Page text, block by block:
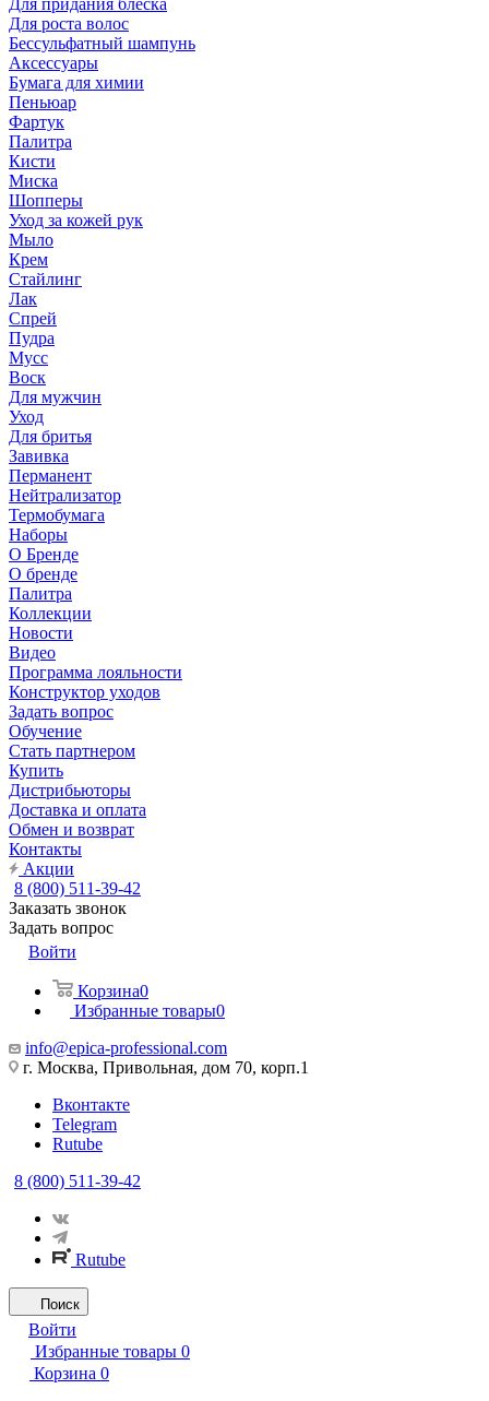
Для придания блеска
Для роста волос
Бессульфатный шампунь
Аксессуары
Бумага для химии
Пеньюар
Фартук
Палитра
Кисти
Миска
Шопперы
Уход за кожей рук
Мыло
Крем
Стайлинг
Лак
Спрей
Пудра
Мусс
Воск
Для мужчин
Уход
Для бритья
Завивка
Перманент
Нейтрализатор
Термобумага
Наборы
О Бренде
О бренде
Палитра
Коллекции
Новости
Видео
Программа лояльности
Конструктор уходов
Задать вопрос
Обучение
Стать партнером
Купить
Дистрибьюторы
Доставка и оплата
Обмен и возврат
Контакты
Акции
8 (800) 511-39-42
Заказать звонок
Задать вопрос
Войти
Корзина0
Избранные товары0
info@epica-professional.com
г. Москва, Привольная, дом 70, корп.1
Вконтакте
Telegram
Rutube
8 (800) 511-39-42
Rutube
Поиск
Войти
Избранные товары 0
Корзина 0